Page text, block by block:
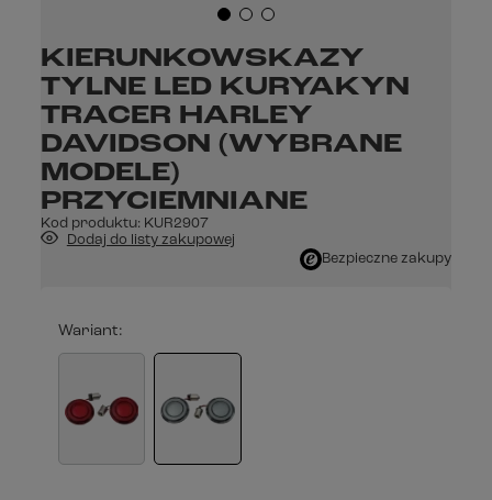
KIERUNKOWSKAZY
TYLNE LED KURYAKYN
TRACER HARLEY
DAVIDSON (WYBRANE
MODELE)
PRZYCIEMNIANE
Kod produktu: KUR2907
Dodaj do listy zakupowej
Bezpieczne zakupy
Wariant